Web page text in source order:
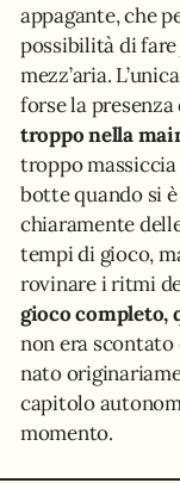
appagante, che
possibilità di
mezz’aria.
forse la presenza
troppo nella
troppo
botte quando si
chiaramente
tempi di gioco,
rovinare i ritmi
gioco completo,
non era scontato
nato
capitolo
momento.